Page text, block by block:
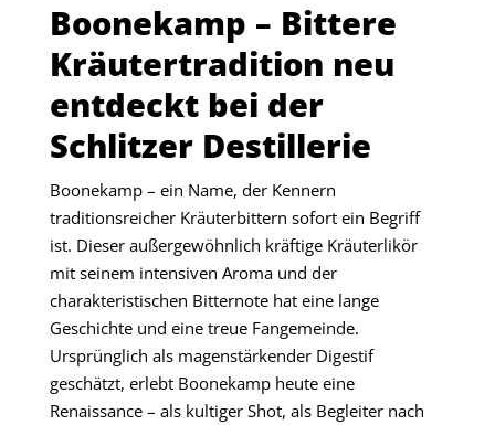
Boonekamp – Bittere
Kräutertradition neu
entdeckt bei der
Schlitzer Destillerie
Boonekamp – ein Name, der Kennern
traditionsreicher Kräuterbittern sofort ein Begriff
ist. Dieser außergewöhnlich kräftige Kräuterlikör
mit seinem intensiven Aroma und der
charakteristischen Bitternote hat eine lange
Geschichte und eine treue Fangemeinde.
Ursprünglich als magenstärkender Digestif
geschätzt, erlebt Boonekamp heute eine
Renaissance – als kultiger Shot, als Begleiter nach